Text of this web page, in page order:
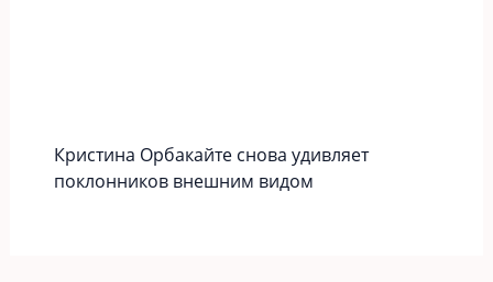
Кристина Орбакайте снова удивляет
поклонников внешним видом